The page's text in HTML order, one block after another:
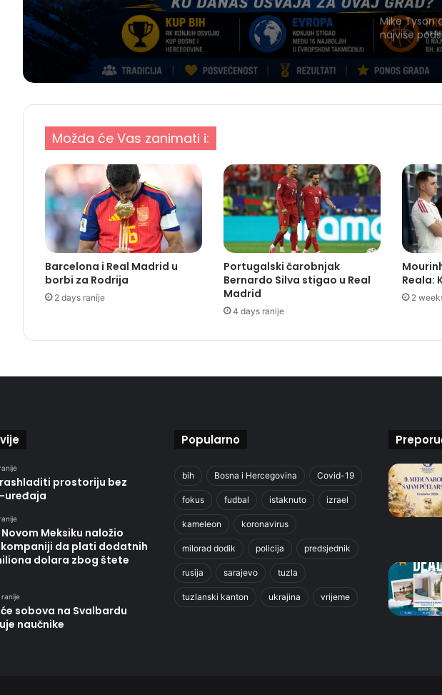
Mike Tyson
najviše
Možda će Vas zanimati i:
Barcelona i Real Madrid u
borbi za Rodrija
2 days ranije
Portugalski čarobnjak
Bernardo Silva stigao u Real
Madrid
4 days ranije
Reala:
2
prostoriju bez
uređaja
Novom Meksiku naložio
da plati dodatnih
dolara zbog štete
ranije
sobova na Svalbardu
naučnike
Popularno
bih Bosna i Hercegovina Covid-19
fokus fudbal istaknuto izrael
kameleon koronavirus
milorad dodik policija predsjednik
rusija sarajevo tuzla
tuzlanski kanton ukrajina vrijeme